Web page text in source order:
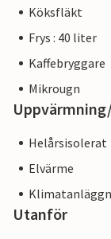
Köksfläkt
Frys : 40 liter
Kaffebryggare
Mikrougn
Helårsisolerat
Elvärme
Utanför